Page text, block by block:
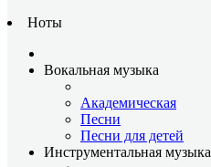
Ноты
Вокальная музыка
Академическая
Песни
Песни для детей
Инструментальная музыка